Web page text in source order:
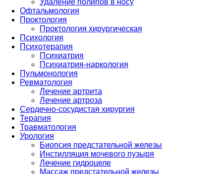
Удаление полипов в носу
Офтальмология
Проктология
Проктология хирургическая
Психология
Психотерапия
Психиатрия
Психиатрия-наркология
Пульмонология
Ревматология
Лечение артрита
Лечение артроза
Сердечно-сосудистая хирургия
Терапия
Травматология
Урология
Биопсия предстательной железы
Инстилляция мочевого пузыря
Лечение гидроцеле
Массаж предстательной железы